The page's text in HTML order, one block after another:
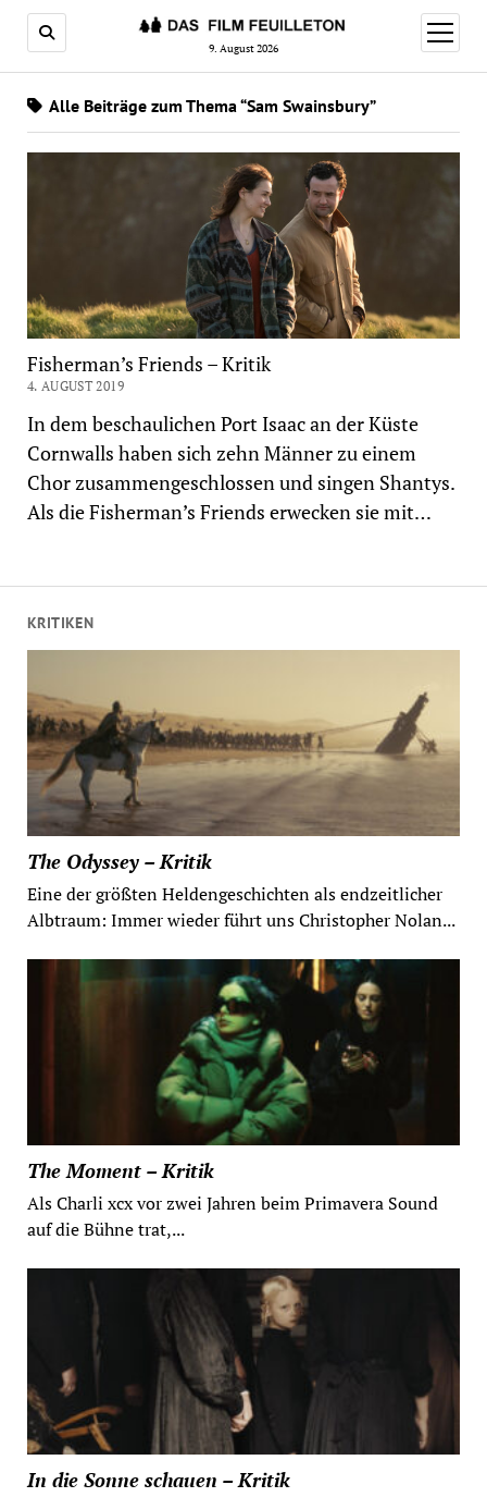
9. August 2026
Menü
öffnen
KRITIKEN
The Odyssey – Kritik
Eine der größten Heldengeschichten als endzeitlicher
Albtraum: Immer wieder führt uns Christopher Nolan...
The Moment – Kritik
Als Charli xcx vor zwei Jahren beim Primavera Sound
auf die Bühne trat,...
In die Sonne schauen – Kritik
Alle Beiträge zum Thema “Sam Swainsbury”
Fisherman’s Friends – Kritik
4. AUGUST 2019
In dem beschaulichen Port Isaac an der Küste
Cornwalls haben sich zehn Männer zu einem
Chor zusammengeschlossen und singen Shantys.
Als die Fisherman’s Friends erwecken sie mit…